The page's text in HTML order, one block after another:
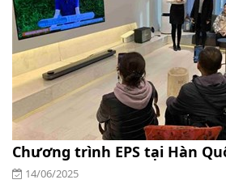
Chương trình EPS tại Hàn
14/06/2025